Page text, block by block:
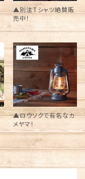
▲別注Tシャツ絶賛販
売中！
▲ロウソクで有名なカ
メヤマ！